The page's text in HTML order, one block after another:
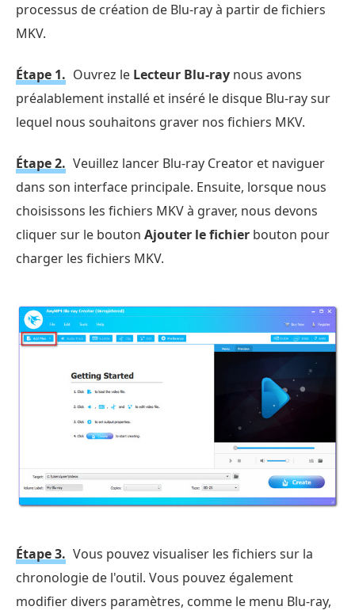
processus de création de Blu-ray à partir de fichiers
MKV.
Étape 1. Ouvrez le Lecteur Blu-ray nous avons
préalablement installé et inséré le disque Blu-ray sur
lequel nous souhaitons graver nos fichiers MKV.
Étape 2. Veuillez lancer Blu-ray Creator et naviguer
dans son interface principale. Ensuite, lorsque nous
choisissons les fichiers MKV à graver, nous devons
cliquer sur le bouton Ajouter le fichier bouton pour
charger les fichiers MKV.
Étape 3. Vous pouvez visualiser les fichiers sur la
chronologie de l'outil. Vous pouvez également
modifier divers paramètres, comme le menu Blu-ray,